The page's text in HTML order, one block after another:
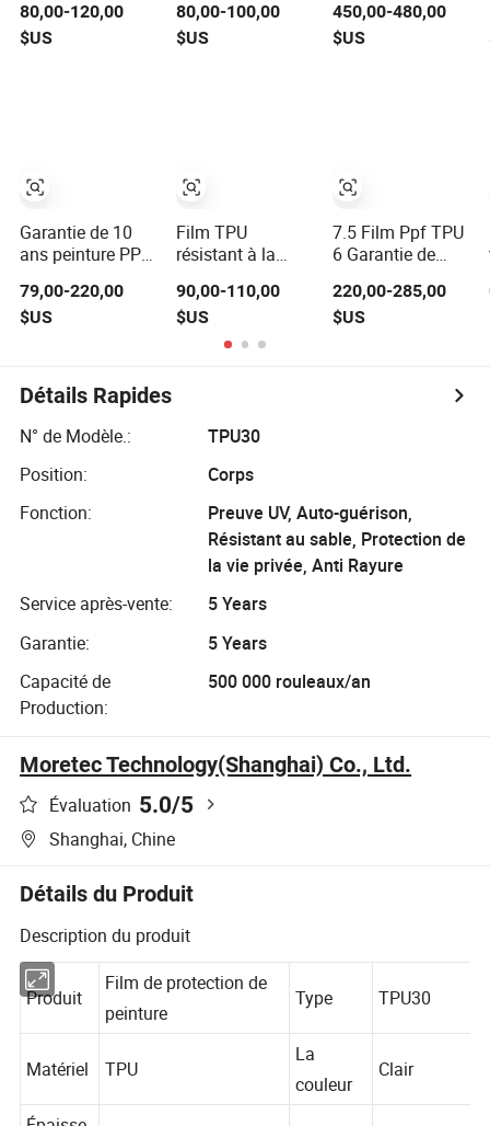
vinyle mat pour
enveloppe de
80,00-120,00
$US
Garantie de 10
ans peinture PPF
cicatrisante de
qualité
de protection film
mat transparent
film de protection
pour le corps de
film de protection
79,00-220,00
$US
chameleon rouge
mat restaurable
80,00-100,00
$US
Film TPU
résistant à la
la peinture de
voiture contre le
sel et la pluie
acide
90,00-110,00
$US
Protection de
Peinture Brillant
450,00-480,00
$US
7.5 Film Ppf TPU
6 Garantie de
film protecteur de
peinture pour
réparant et non
220,00-285,00
$US
Détails Rapides
N° de Modèle.:
TPU30
Position:
Corps
Fonction:
Preuve UV, Auto-guérison,
Résistant au sable, Protection de
la vie privée, Anti Rayure
Service après-vente:
5 Years
Garantie:
5 Years
Capacité de
Production:
500 000 rouleaux/an
Moretec Technology(Shanghai) Co., Ltd.
Évaluation 5.0/5
Shanghai, Chine
Détails du Produit
Description du produit
Film de protection de
peinture
La
couleur